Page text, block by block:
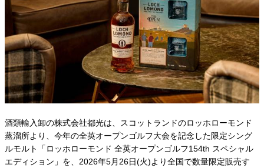
酒類輸入卸の株式会社都光は、スコットランドのロッホローモンド
蒸溜所より、今年の全英オープンゴルフ大会を記念した限定シング
ルモルト「ロッホローモンド 全英オープンゴルフ154th スペシャル
エディション」を、2026年5月26日(火)より全国で数量限定販売す